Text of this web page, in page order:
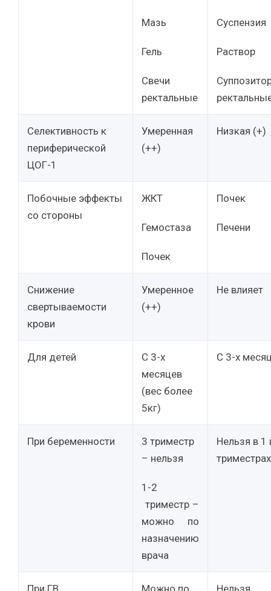
Мазь
Гель
Свечи
ректальные
Суспензия
Раствор
Селективность к
периферической
ЦОГ-1
Умеренная
(++)
Низкая (+)
Побочные эффекты
со стороны
ЖКТ
Гемостаза
Почек
Почек
Печени
Снижение
свертываемости
крови
Умеренное
(++)
Не влияет
Для детей
С 3-х
месяцев
(вес более
5кг)
С 3-х
При беременности
3 триместр
– нельзя
1-2
триместр –
можно по
назначению
врача
Нельзя в 1
триместрах
При ГВ Можно по Нельзя